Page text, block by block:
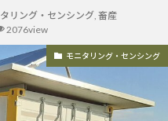
リング・センシング, 畜産
2076view
モニタリング・センシング